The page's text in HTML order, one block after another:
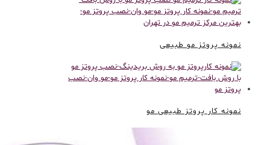
نمونه پروتز مو طبیعی
نمونه کار پروتز طبیعی مو